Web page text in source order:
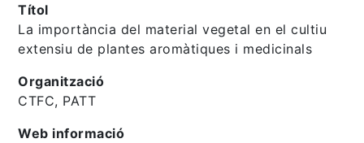
Títol
La importància del material vegetal en el cultiu
extensiu de plantes aromàtiques i medicinals
Organització
CTFC, PATT
Web informació